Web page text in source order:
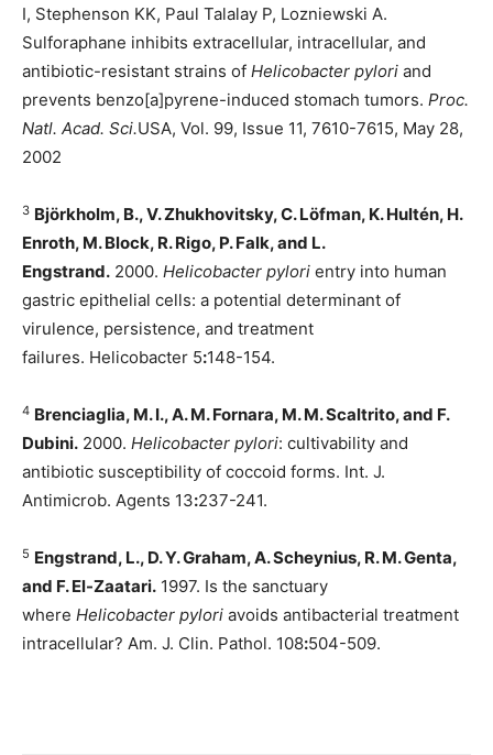
I, Stephenson KK, Paul Talalay P, Lozniewski A.
Sulforaphane inhibits extracellular, intracellular, and
antibiotic-resistant strains of Helicobacter pylori and
prevents benzo[a]pyrene-induced stomach tumors. Proc.
Natl. Acad. Sci.USA, Vol. 99, Issue 11, 7610-7615, May 28,
2002
3 Björkholm, B., V. Zhukhovitsky, C. Löfman, K. Hultén, H.
Enroth, M. Block, R. Rigo, P. Falk, and L.
Engstrand. 2000. Helicobacter pylori entry into human
gastric epithelial cells: a potential determinant of
virulence, persistence, and treatment
failures. Helicobacter 5:148-154.
4 Brenciaglia, M. I., A. M. Fornara, M. M. Scaltrito, and F.
Dubini. 2000. Helicobacter pylori: cultivability and
antibiotic susceptibility of coccoid forms. Int. J.
Antimicrob. Agents 13:237-241.
5 Engstrand, L., D. Y. Graham, A. Scheynius, R. M. Genta,
and F. El-Zaatari. 1997. Is the sanctuary
where Helicobacter pylori avoids antibacterial treatment
intracellular? Am. J. Clin. Pathol. 108:504-509.